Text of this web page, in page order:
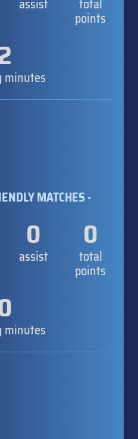
assist total
points
2
minutes
MATCHES -
0
assist
0
total
points
minutes